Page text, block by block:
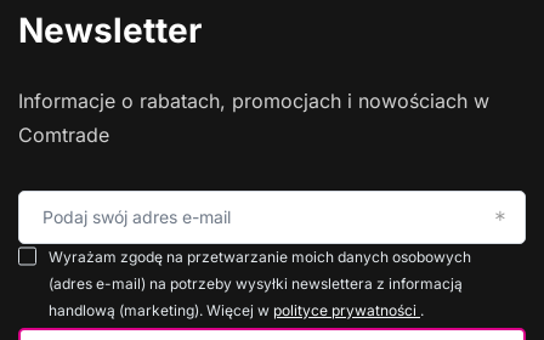
Newsletter
Informacje o rabatach, promocjach i nowościach w
Comtrade
Podaj swój adres e-mail
Wyrażam zgodę na przetwarzanie moich danych osobowych
(adres e-mail) na potrzeby wysyłki newslettera z informacją
handlową (marketing). Więcej w polityce prywatności .